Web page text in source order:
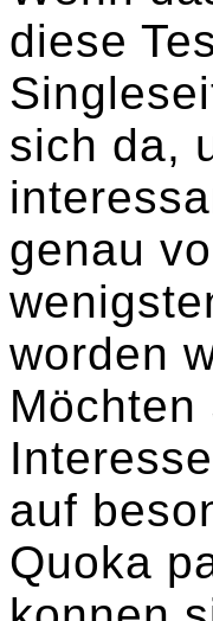
diese
sich da,
genau
worden
auf
Quoka